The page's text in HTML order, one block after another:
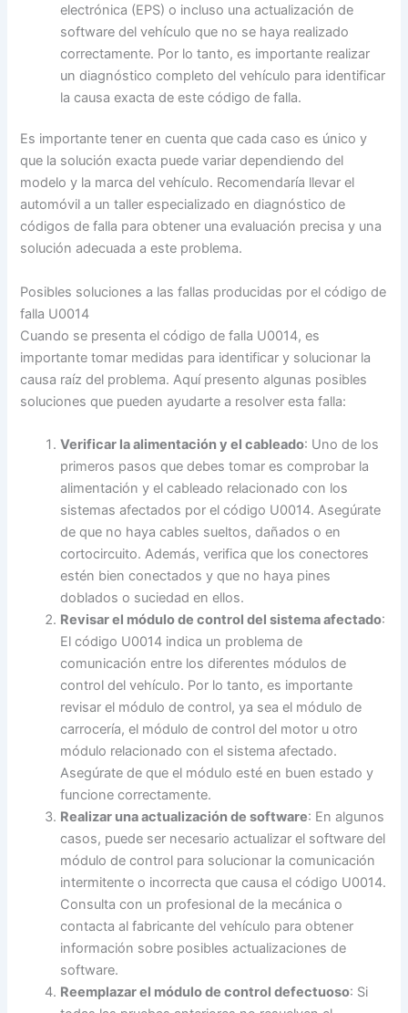
electrónica (EPS) o incluso una actualización de
software del vehículo que no se haya realizado
correctamente. Por lo tanto, es importante realizar
un diagnóstico completo del vehículo para identificar
la causa exacta de este código de falla.
Es importante tener en cuenta que cada caso es único y
que la solución exacta puede variar dependiendo del
modelo y la marca del vehículo. Recomendaría llevar el
automóvil a un taller especializado en diagnóstico de
códigos de falla para obtener una evaluación precisa y una
solución adecuada a este problema.
Posibles soluciones a las fallas producidas por el código de
falla U0014
Cuando se presenta el código de falla U0014, es
importante tomar medidas para identificar y solucionar la
causa raíz del problema. Aquí presento algunas posibles
soluciones que pueden ayudarte a resolver esta falla:
Verificar la alimentación y el cableado: Uno de los
primeros pasos que debes tomar es comprobar la
alimentación y el cableado relacionado con los
sistemas afectados por el código U0014. Asegúrate
de que no haya cables sueltos, dañados o en
cortocircuito. Además, verifica que los conectores
estén bien conectados y que no haya pines
doblados o suciedad en ellos.
Revisar el módulo de control del sistema afectado:
El código U0014 indica un problema de
comunicación entre los diferentes módulos de
control del vehículo. Por lo tanto, es importante
revisar el módulo de control, ya sea el módulo de
carrocería, el módulo de control del motor u otro
módulo relacionado con el sistema afectado.
Asegúrate de que el módulo esté en buen estado y
funcione correctamente.
Realizar una actualización de software: En algunos
casos, puede ser necesario actualizar el software del
módulo de control para solucionar la comunicación
intermitente o incorrecta que causa el código U0014.
Consulta con un profesional de la mecánica o
contacta al fabricante del vehículo para obtener
información sobre posibles actualizaciones de
software.
Reemplazar el módulo de control defectuoso: Si